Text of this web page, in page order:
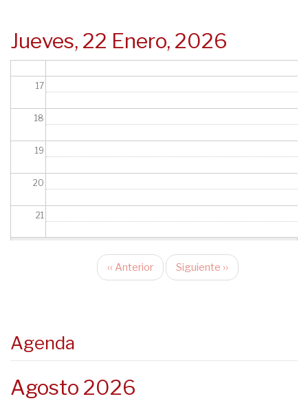
Jueves, 22 Enero, 2026
17
18
19
20
21
Jornada "Hot Topics" 16/01/2025
Paginación
‹‹ Anterior Siguiente ››
Agenda
Agosto 2026